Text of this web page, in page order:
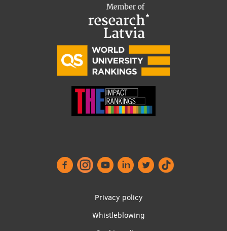
EURAXESS RSU contact point
Foreign delegation requests
EATRIS Coordinator in Latvia
Privacy policy
Whistleblowing